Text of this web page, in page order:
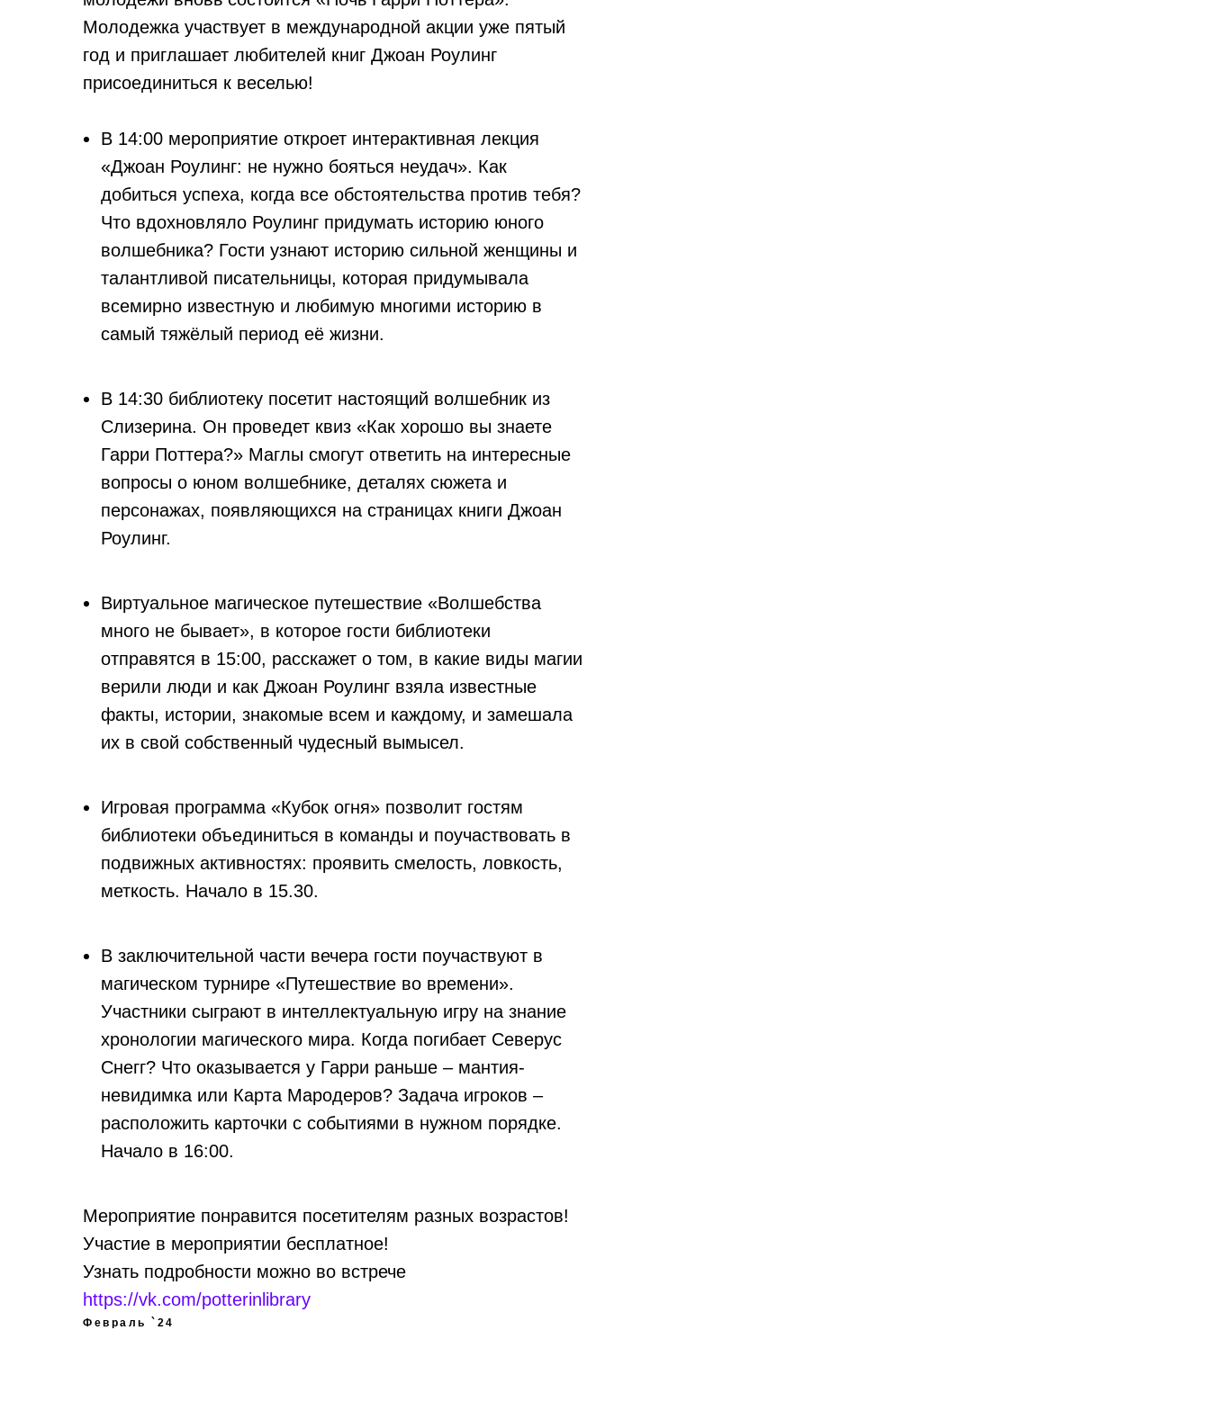
Молодежка участвует в международной акции уже пятый
год и приглашает любителей книг Джоан Роулинг
присоединиться к веселью!
В 14:00 мероприятие откроет интерактивная лекция
«Джоан Роулинг: не нужно бояться неудач». Как
добиться успеха, когда все обстоятельства против тебя?
Что вдохновляло Роулинг придумать историю юного
волшебника? Гости узнают историю сильной женщины и
талантливой писательницы, которая придумывала
всемирно известную и любимую многими историю в
самый тяжёлый период её жизни.
В 14:30 библиотеку посетит настоящий волшебник из
Слизерина. Он проведет квиз «Как хорошо вы знаете
Гарри Поттера?» Маглы смогут ответить на интересные
вопросы о юном волшебнике, деталях сюжета и
персонажах, появляющихся на страницах книги Джоан
Роулинг.
Виртуальное магическое путешествие «Волшебства
много не бывает», в которое гости библиотеки
отправятся в 15:00, расскажет о том, в какие виды магии
верили люди и как Джоан Роулинг взяла известные
факты, истории, знакомые всем и каждому, и замешала
их в свой собственный чудесный вымысел.
Игровая программа «Кубок огня» позволит гостям
библиотеки объединиться в команды и поучаствовать в
подвижных активностях: проявить смелость, ловкость,
меткость. Начало в 15.30.
В заключительной части вечера гости поучаствуют в
магическом турнире «Путешествие во времени».
Участники сыграют в интеллектуальную игру на знание
хронологии магического мира. Когда погибает Северус
Снегг? Что оказывается у Гарри раньше – мантия-
невидимка или Карта Мародеров? Задача игроков –
расположить карточки с событиями в нужном порядке.
Начало в 16:00.
Мероприятие понравится посетителям разных возрастов!
Участие в мероприятии бесплатное!
Узнать подробности можно во встрече
https://vk.com/potterinlibrary
Февраль `24